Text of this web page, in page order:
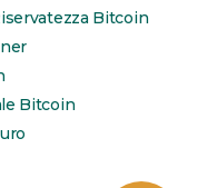
Bitcoin
Bitcoin